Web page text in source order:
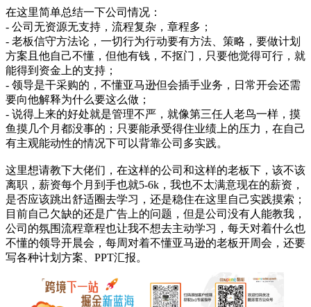
在这里简单总结一下公司情况：
- 公司无资源无支持，流程复杂，章程多；
- 老板信守方法论，一切行为行动要有方法、策略，要做计划
方案且他自己不懂，但他有钱，不抠门，只要他觉得可行，就
能得到资金上的支持；
- 领导是干采购的，不懂亚马逊但会插手业务，日常开会还需
要向他解释为什么要这么做；
- 说得上来的好处就是管理不严，就像第三任人老鸟一样，摸
鱼摸几个月都没事的；只要能承受得住业绩上的压力，在自己
有主观能动性的情况下可以背靠公司多实践。
这里想请教下大佬们，在这样的公司和这样的老板下，该不该
离职，薪资每个月到手也就5-6k，我也不太满意现在的薪资，
是否应该跳出舒适圈去学习，还是稳住在这里自己实践摸索；
目前自己欠缺的还是广告上的问题，但是公司没有人能教我，
公司的氛围流程章程也让我不想去主动学习，每天对着什么也
不懂的领导开晨会，每周对着不懂亚马逊的老板开周会，还要
写各种计划方案、PPT汇报。